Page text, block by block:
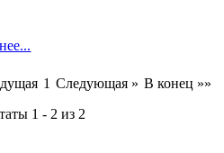
1 Следующая » В конец »»
1 - 2 из 2